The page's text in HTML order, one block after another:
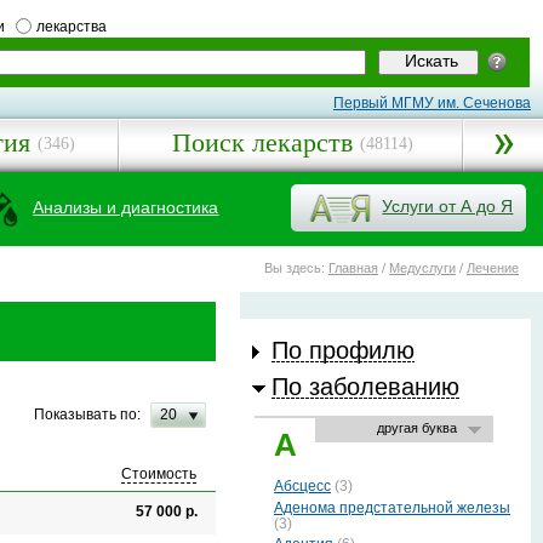
лекарства
Первый МГМУ им. Сеченова
(346) Поиск лекарств (48114)
Анализы и диагностика Услуги от А до Я
Вы здесь: Главная / Медуслуги / Лечение
По профилю
По заболеванию
другая буква
А
Абсцесс (3)
Аденома предстательной железы
(3)
Показывать по: 20
Стоимость
57 000 р.